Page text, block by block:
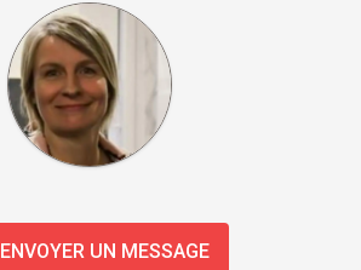
ENVOYER UN MESSAGE